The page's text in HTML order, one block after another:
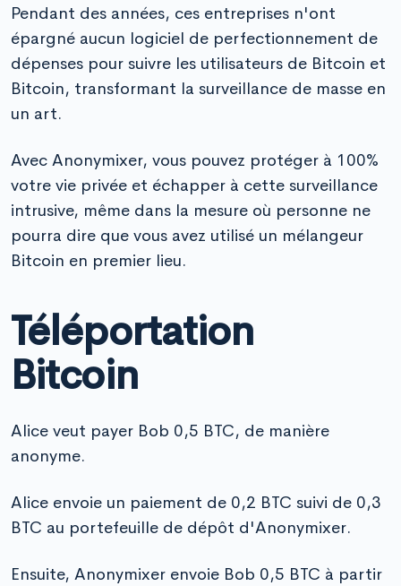
Pendant des années, ces entreprises n'ont
épargné aucun logiciel de perfectionnement de
dépenses pour suivre les utilisateurs de Bitcoin et
Bitcoin, transformant la surveillance de masse en
un art.
Avec Anonymixer, vous pouvez protéger à 100%
votre vie privée et échapper à cette surveillance
intrusive, même dans la mesure où personne ne
pourra dire que vous avez utilisé un mélangeur
Bitcoin en premier lieu.
Téléportation
Bitcoin
Alice veut payer Bob 0,5 BTC, de manière
anonyme.
Alice envoie un paiement de 0,2 BTC suivi de 0,3
BTC au portefeuille de dépôt d'Anonymixer.
Ensuite, Anonymixer envoie Bob 0,5 BTC à partir